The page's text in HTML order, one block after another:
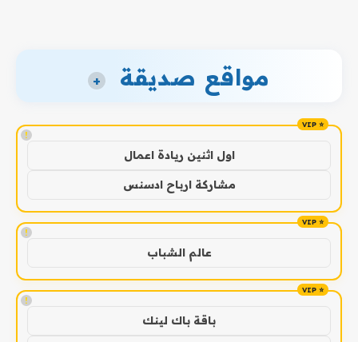
مواقع صديقة +
!
اول اثنين ريادة اعمال
مشاركة ارباح ادسنس
!
عالم الشباب
!
باقة باك لينك